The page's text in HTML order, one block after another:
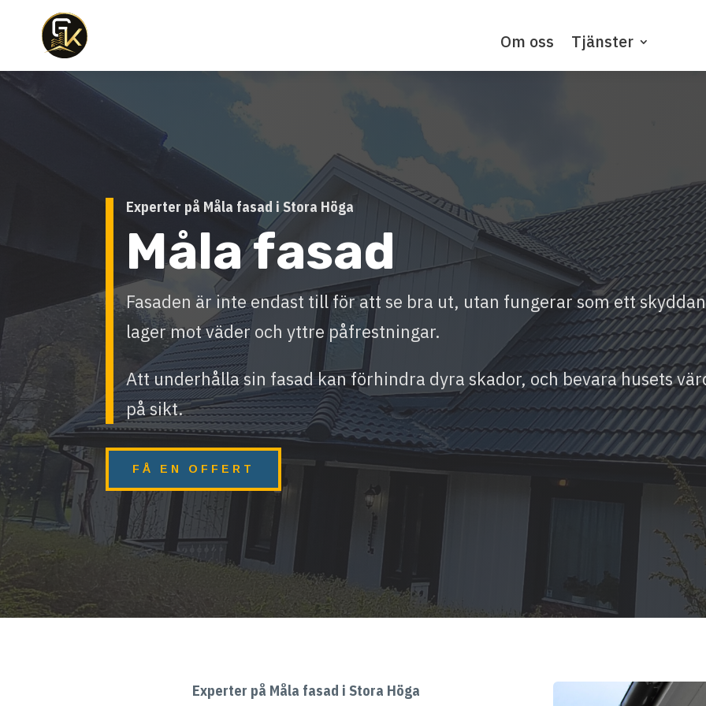
Om oss Tjänster
Experter på Måla fasad i Stora Höga
Måla fasad
Fasaden är inte endast till för att se bra ut, utan fungerar som ett
lager mot väder och yttre påfrestningar.
Att underhålla sin fasad kan förhindra dyra skador, och bevara husets
på sikt.
FÅ EN OFFERT
Experter på Måla fasad i Stora Höga